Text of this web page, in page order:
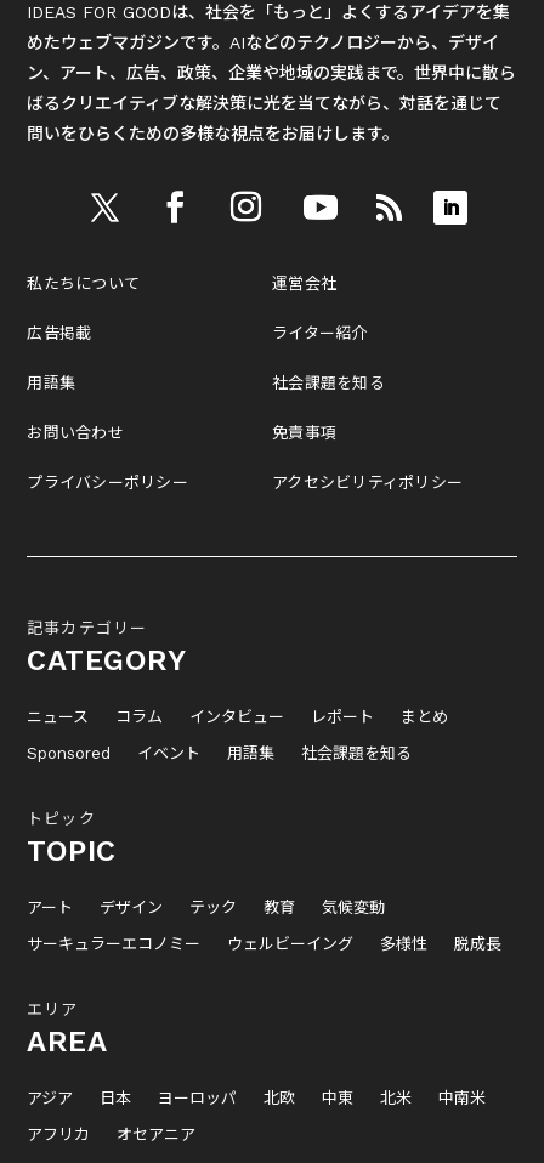
IDEAS FOR GOODは、社会を「もっと」よくするアイデアを集
めたウェブマガジンです。AIなどのテクノロジーから、デザイ
ン、アート、広告、政策、企業や地域の実践まで。世界中に散ら
ばるクリエイティブな解決策に光を当てながら、対話を通じて
問いをひらくための多様な視点をお届けします。
私たちについて
広告掲載
用語集
お問い合わせ
プライバシーポリシー
運営会社
ライター紹介
社会課題を知る
免責事項
アクセシビリティポリシー
記事カテゴリー
CATEGORY
ニュース コラム インタビュー レポート
まとめ
Sponsored
イベント 用語集 社会課題を知る
トピック
TOPIC
アート デザイン テック 教育
気候変動
サーキュラーエコノミー
ウェルビーイング 多様性 脱成長
エリア
AREA
アジア 日本 ヨーロッパ 北欧 中東 北米
中南米
アフリカ
オセアニア